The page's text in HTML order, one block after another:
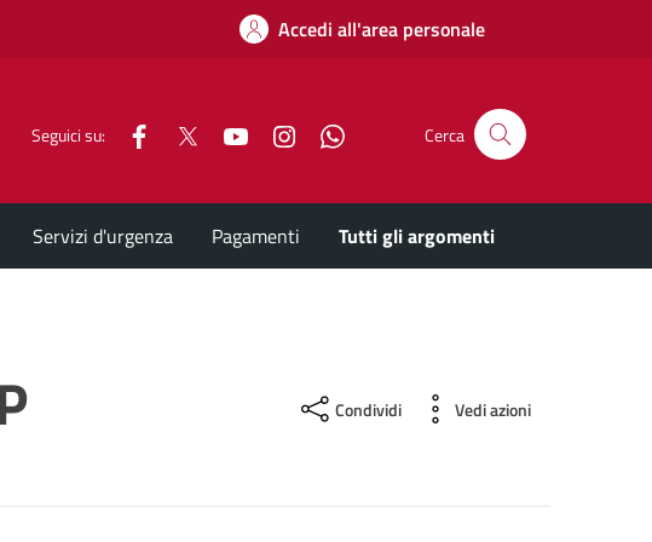
Accedi all'area personale
Seguici su: Facebook YouTubeInstagramWhatsappCerca
Servizi d'urgenza Pagamenti Tutti gli argomenti
Condividi Vedi azioni